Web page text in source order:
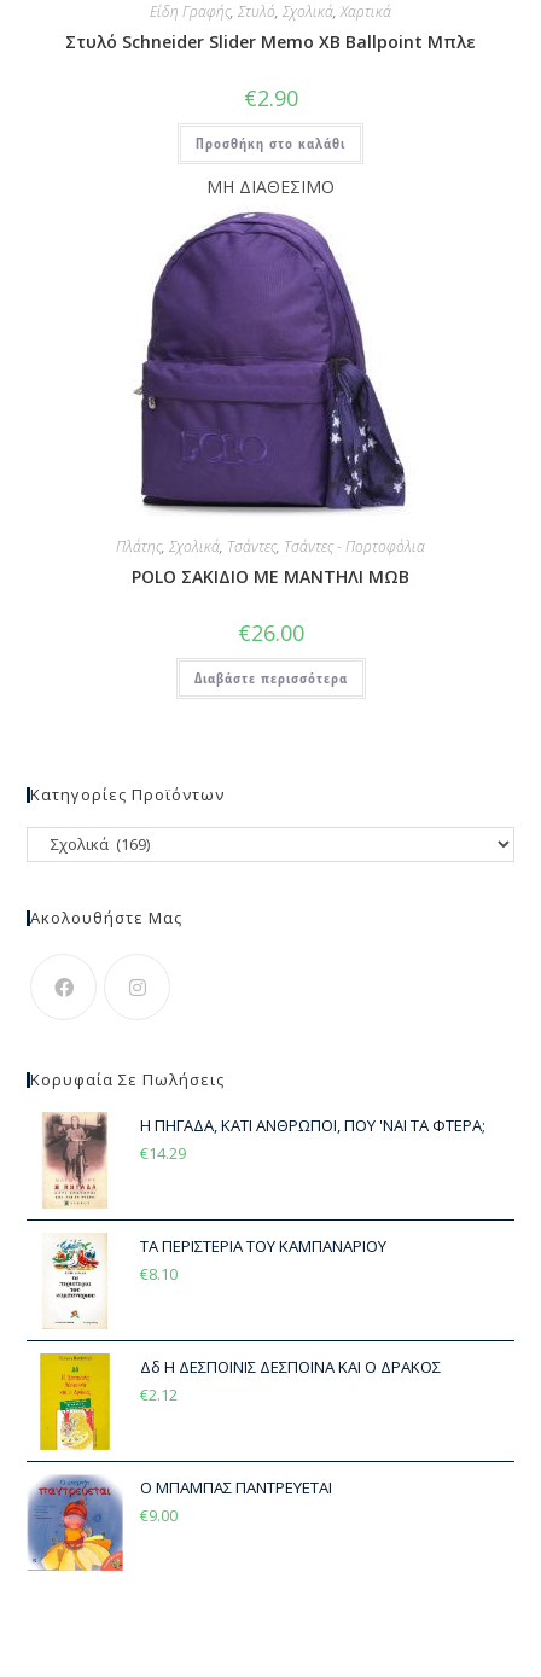
Είδη Γραφής, Στυλό, Σχολικά,Χαρτικά
Στυλό Schneider Slider Memo XB Ballpoint Μπλε
€2.90
Προσθήκη στο καλάθι
ΜΗ ΔΙΑΘΕΣΙΜΟ
Πλάτης, Σχολικά, Τσάντες, Τσάντες - Πορτοφόλια
POLO ΣΑΚΙΔΙΟ ΜΕ ΜΑΝΤΗΛΙ ΜΩΒ
€26.00
Διαβάστε περισσότερα
Κατηγορίες Προϊόντων
Ακολουθήστε Μας
Κορυφαία Σε Πωλήσεις
Η ΠΗΓΑΔΑ, ΚΑΤΙ ΑΝΘΡΩΠΟΙ, ΠΟΥ 'ΝΑΙ ΤΑ ΦΤΕΡΑ;
€14.29
ΤΑ ΠΕΡΙΣΤΕΡΙΑ ΤΟΥ ΚΑΜΠΑΝΑΡΙΟΥ
€8.10
Δδ Η ΔΕΣΠΟΙΝΙΣ ΔΕΣΠΟΙΝΑ ΚΑΙ Ο ΔΡΑΚΟΣ
€2.12
Ο ΜΠΑΜΠΑΣ ΠΑΝΤΡΕΥΕΤΑΙ
€9.00